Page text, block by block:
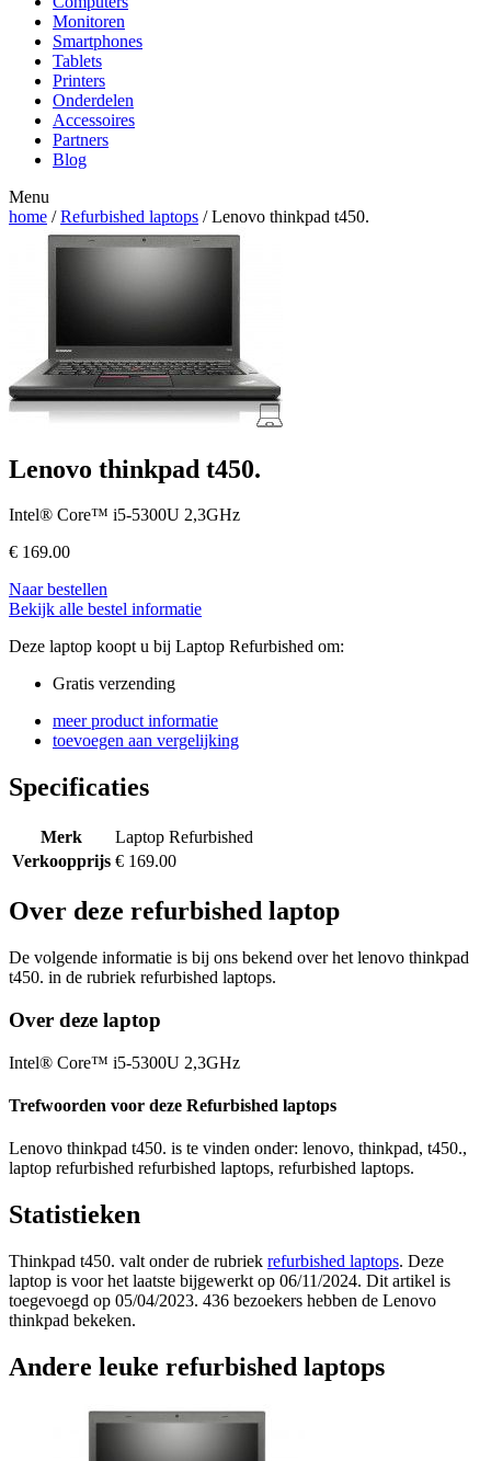
Monitoren
Smartphones
Tablets
Printers
Onderdelen
Accessoires
Partners
Blog
Menu
home /Refurbished laptops / Lenovo thinkpad t450.
Lenovo thinkpad t450.
Intel® Core™ i5-5300U 2,3GHz
€ 169.00
Naar bestellen
Bekijk alle bestel informatie
Deze laptop koopt u bij Laptop Refurbished om:
Gratis verzending
meer product informatie
toevoegen aan vergelijking
Specificaties
Merk
Laptop Refurbished
Verkoopprijs € 169.00
Over deze refurbished laptop
De volgende informatie is bij ons bekend over het lenovo thinkpad
t450. in de rubriek refurbished laptops.
Over deze laptop
Intel® Core™ i5-5300U 2,3GHz
Trefwoorden voor deze Refurbished laptops
Lenovo thinkpad t450. is te vinden onder: lenovo, thinkpad, t450.,
laptop refurbished refurbished laptops, refurbished laptops.
Statistieken
Thinkpad t450. valt onder de rubriek refurbished laptops. Deze
laptop is voor het laatste bijgewerkt op 06/11/2024. Dit artikel is
toegevoegd op 05/04/2023. 436 bezoekers hebben de Lenovo
thinkpad bekeken.
Andere leuke refurbished laptops